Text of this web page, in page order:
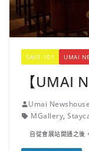
SAKE 101 UMAI
【UMAI
Umai Newshouse
MGallery,
自從會展站開通之後